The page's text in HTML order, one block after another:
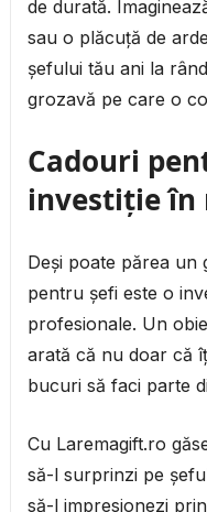
de durată.
sau o plăcuță de
șefului tău ani la
grozavă pe care o
Cadouri
investiție în
Deși poate părea un
pentru șefi este o
profesionale. Un
arată că nu doar că
bucuri să faci parte
Cu Laremagift.ro
să-l surprinzi pe
să-l impresionezi